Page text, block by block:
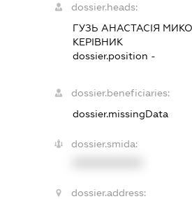
dossier.heads:
ГУЗЬ АНАСТАСІЯ
КЕРІВНИК
dossier.position -
dossier.beneficiaries:
dossier.missingData
dossier.smida:
dossier.address: